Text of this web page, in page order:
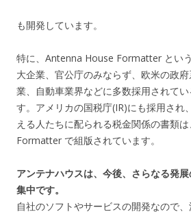
も開発しています。
特に、Antenna House Formatter とい
大企業、官公庁のみならず、欧米の政
業、自動車業界などに多数採用されて
す。アメリカの国税庁(IR)にも採用され
える人たちに配られる税金関係の書類
Formatter で組版されています。
アンテナハウスは、今後、さらなる発
集中です。
自社のソフトやサービスの開発なので